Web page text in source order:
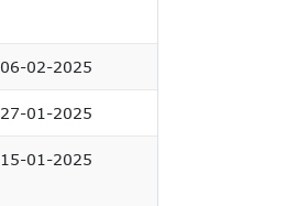
06-02-2025
27-01-2025
15-01-2025